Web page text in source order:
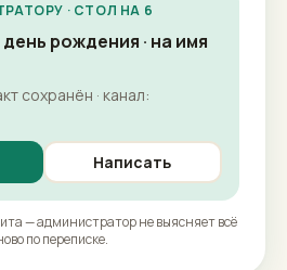
· СТОЛ НА 6
день рождения · на имя
сохранён · канал:
Написать
— администратор не выясняет всё
по переписке.